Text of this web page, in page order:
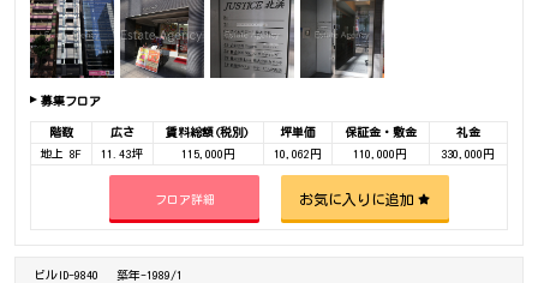
募集フロア
階数 広さ 賃料総額(税別) 坪単価 保証金・敷金
礼金
地上 8F
11.43坪 115,000円 10,062円 110,000円 330,000円
フロア詳細 お気に入りに追加
ビルID-9840 築年-1989/1